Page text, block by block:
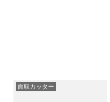
面取カッター